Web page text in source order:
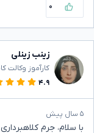
۰
زینب زینلی
کارآموز وکالت
۴.۹
۵ سال پیش
با سلام، جرم